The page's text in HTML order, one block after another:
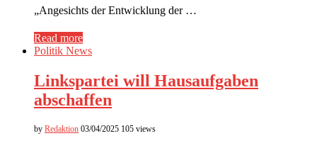
„Angesichts der Entwicklung der …
Read more
Politik News
Linkspartei will Hausaufgaben
abschaffen
by Redaktion 03/04/2025 105 views